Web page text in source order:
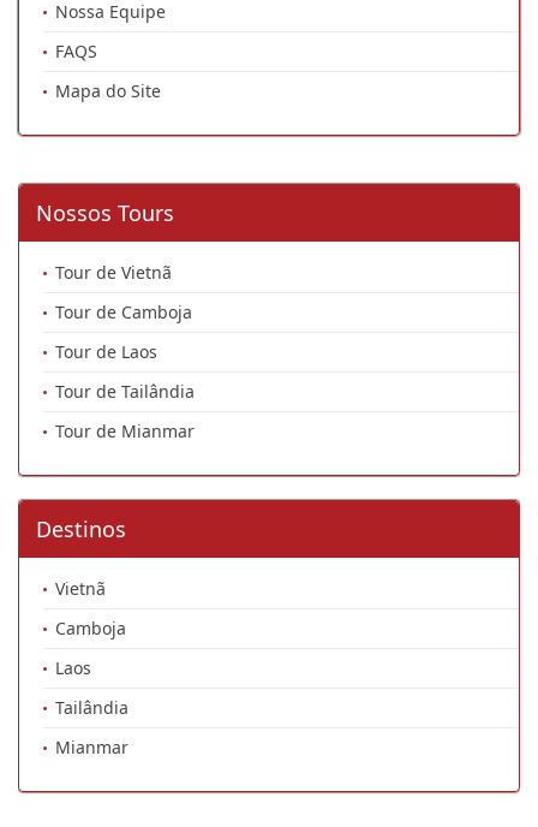
Nossa Equipe
FAQS
Mapa do Site
Nossos Tours
Tour de Vietnã
Tour de Camboja
Tour de Laos
Tour de Tailândia
Tour de Mianmar
Destinos
Vietnã
Camboja
Laos
Tailândia
Mianmar